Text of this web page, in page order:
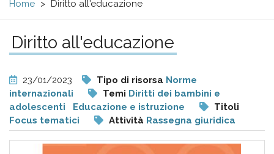
nazionale
di
Documentazione
e
analisi
Home
Diritto all'educazione
Diritto all'educazione
23/01/2023 Tipo di risorsa Norme
internazionali
Temi Diritti dei bambini e
adolescenti
Educazione e istruzione
Titoli
Focus tematici
Attività Rassegna giuridica